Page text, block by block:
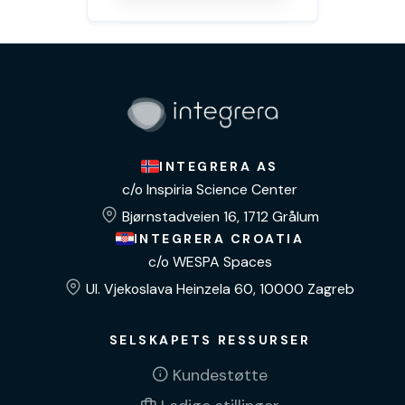
INTEGRERA AS
c/o Inspiria Science Center
Bjørnstadveien 16, 1712 Grålum
INTEGRERA CROATIA
c/o WESPA Spaces
Ul. Vjekoslava Heinzela 60, 10000 Zagreb
SELSKAPETS RESSURSER
Kundestøtte